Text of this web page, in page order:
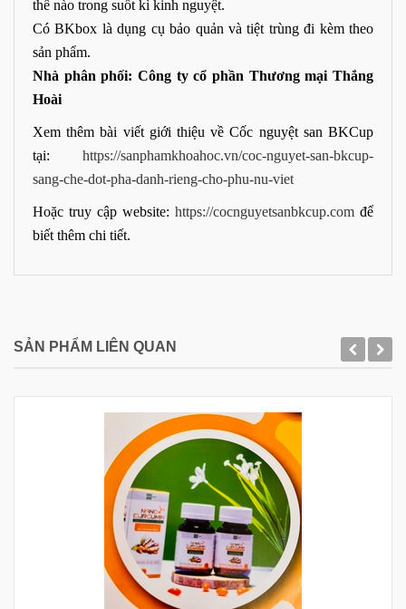
thế nào trong suốt kì kinh nguyệt.
Có BKbox là dụng cụ bảo quản và tiệt trùng đi kèm theo
sản phẩm.
Nhà phân phối: Công ty cổ phần Thương mại Thắng
Hoài
Xem thêm bài viết giới thiệu về Cốc nguyệt san BKCup
tại: https://sanphamkhoahoc.vn/coc-nguyet-san-bkcup-
sang-che-dot-pha-danh-rieng-cho-phu-nu-viet
Hoặc truy cập website: https://cocnguyetsanbkcup.com để
biết thêm chi tiết.
SẢN PHẨM LIÊN QUAN